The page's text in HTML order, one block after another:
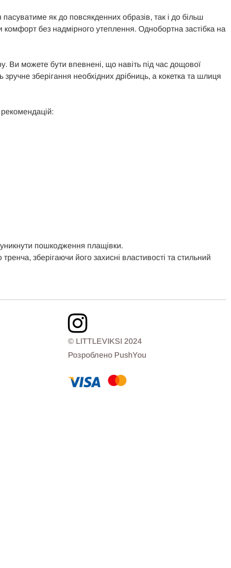
як до повсякденних образів, так і до більш
комфорт без надмірного утеплення. Однобортна застібка на
Ви можете бути впевнені, що навіть під час дощової
зберігання необхідних дрібниць, а кокетка та шлиця
пошкодження плащівки.
зберігаючи його захисні властивості та стильний
© LITTLEVIKSI 2024
Розроблено PushYou